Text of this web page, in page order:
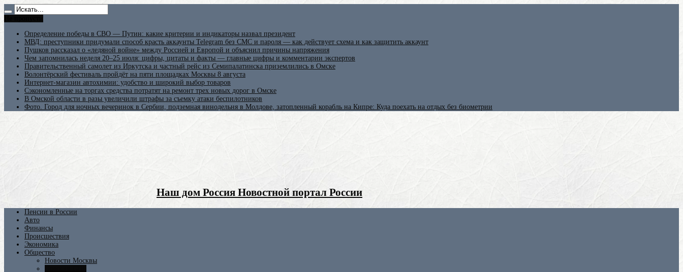
Определение победы в СВО — Путин: какие критерии и индикаторы назвал президент
МВД: преступники придумали способ красть аккаунты Telegram без СМС и пароля — как действует схема и как защитить аккаунт
Пушков рассказал о «ледяной войне» между Россией и Европой и объяснил причины напряжения
Чем запомнилась неделя 20–25 июля: цифры, цитаты и факты — главные цифры и комментарии экспертов
Правительственный самолет из Иркутска и частный рейс из Семипалатинска приземлились в Омске
Волонтёрский фестиваль пройдёт на пяти площадках Москвы 8 августа
Интернет-магазин автохимии: удобство и широкий выбор товаров
Сэкономленные на торгах средства потратят на ремонт трех новых дорог в Омске
В Омской области в разы увеличили штрафы за съемку атаки беспилотников
Фото. Город для ночных вечеринок в Сербии, подземная винодельня в Молдове, затопленный корабль на Кипре: Куда поехать на отдых без биометрии
Наш дом Россия Новостной портал России
Пенсии в России
Авто
Финансы
Происшествия
Экономика
Общество
Новости Москвы